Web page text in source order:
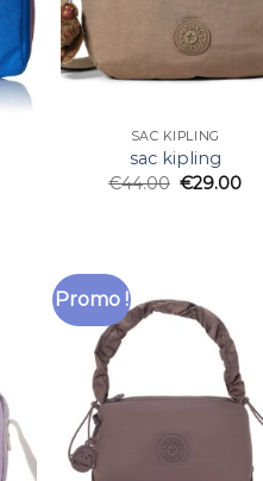
SAC KIPLING
sac kipling
€44.00 €29.00
Promo !